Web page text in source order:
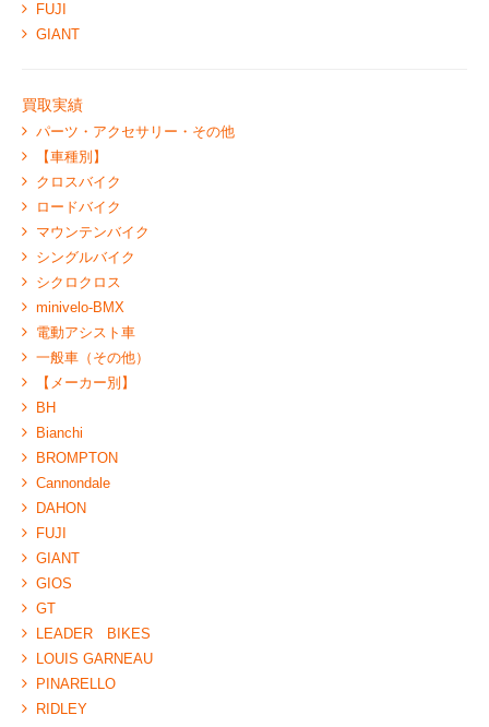
FUJI
GIANT
買取実績
パーツ・アクセサリー・その他
【車種別】
クロスバイク
ロードバイク
マウンテンバイク
シングルバイク
シクロクロス
minivelo-BMX
電動アシスト車
一般車（その他）
【メーカー別】
BH
Bianchi
BROMPTON
Cannondale
DAHON
FUJI
GIANT
GIOS
GT
LEADER BIKES
LOUIS GARNEAU
PINARELLO
RIDLEY